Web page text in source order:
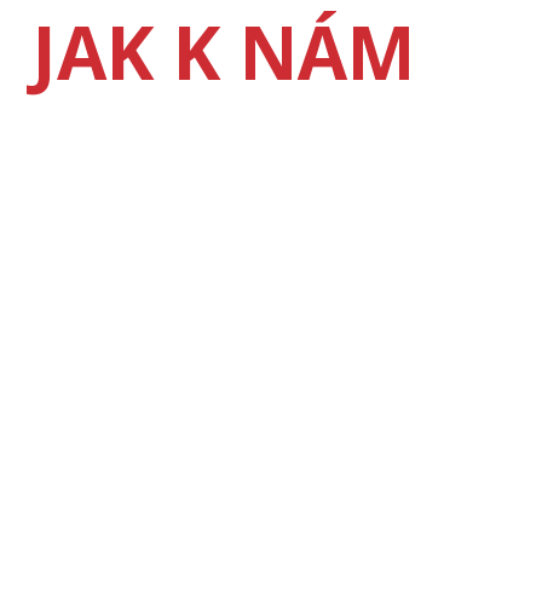
JAK K NÁM